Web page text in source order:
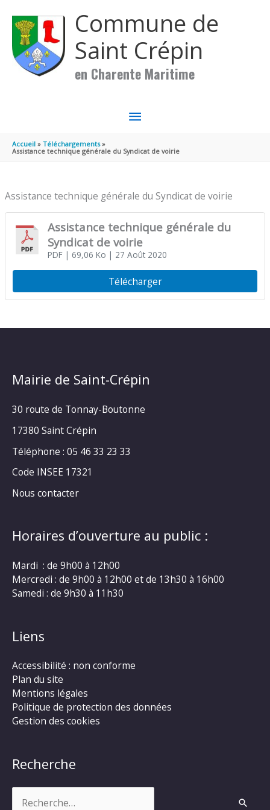
Commune de
Saint Crépin
en Charente Maritime
MENU
PRINCIPAL
Accueil
Téléchargements
Assistance technique générale du Syndicat de voirie
Assistance technique générale du Syndicat de voirie
Assistance technique générale du
Syndicat de voirie
PDF| 69,06 Ko | 27 Août 2020
Télécharger
Mairie de Saint-Crépin
30 route de Tonnay-Boutonne
17380 Saint Crépin
Téléphone : 05 46 33 23 33
Code INSEE 17321
Nous contacter
Horaires d’ouverture au public :
Mardi : de 9h00 à 12h00
Mercredi : de 9h00 à 12h00 et de 13h30 à 16h00
Samedi : de 9h30 à 11h30
Liens
Accessibilité : non conforme
Plan du site
Mentions légales
Politique de protection des données
Gestion des cookies
Recherche